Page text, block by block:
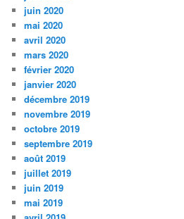
juin 2020
mai 2020
avril 2020
mars 2020
février 2020
janvier 2020
décembre 2019
novembre 2019
octobre 2019
septembre 2019
août 2019
juillet 2019
juin 2019
mai 2019